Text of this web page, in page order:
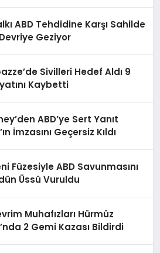
ABD Tehdidine Karşı Sahilde
Geziyor
Sivilleri Hedef Aldı 9
Kaybetti
ABD’ye Sert Yanıt
İmzasını Geçersiz Kıldı
Füzesiyle ABD Savunmasını
Üssü Vuruldu
Muhafızları Hürmüz
2 Gemi Kazası Bildirdi